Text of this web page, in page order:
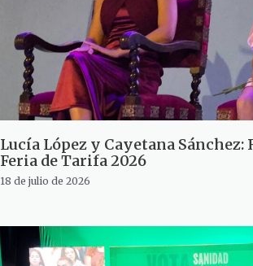
Lucía López y Cayetana Sánchez:
Feria de Tarifa 2026
18 de julio de 2026